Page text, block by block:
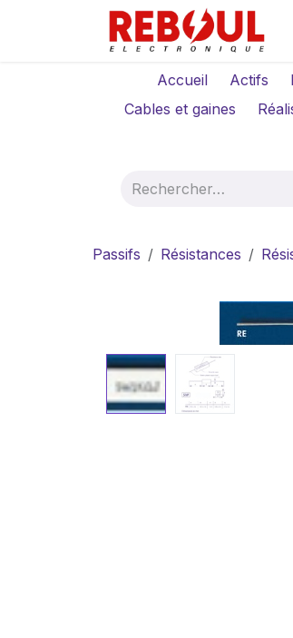
Se rendre au contenu
Accueil Actifs
Cables et gaines
Passifs Résistances